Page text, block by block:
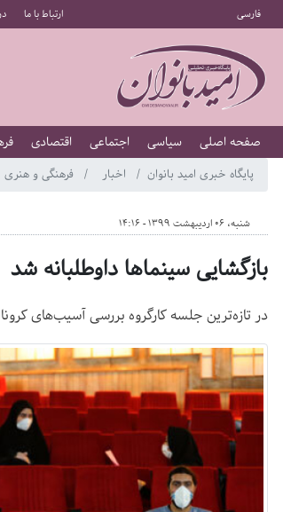
فارسی ارتباط با ما
صفحه اصلی سیاسی اجتماعی اقتصادی
پایگاه خبری امید بانوان اخبار فرهنگی و هنری
شنبه، 06 اردیبهشت 1399 - 14:16
بازگشایی سینماها داوطلبانه شد
در تازه‌ترین جلسه کارگروه بررسی آسیب‌های